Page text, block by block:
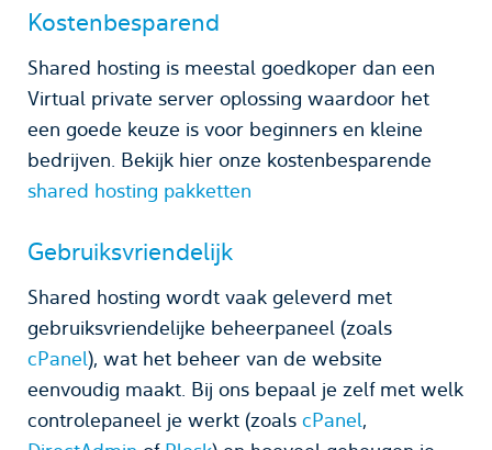
Kostenbesparend
Shared hosting is meestal goedkoper dan een
Virtual private server oplossing waardoor het
een goede keuze is voor beginners en kleine
bedrijven. Bekijk hier onze kostenbesparende
shared hosting pakketten
Gebruiksvriendelijk
Shared hosting wordt vaak geleverd met
gebruiksvriendelijke beheerpaneel (zoals
cPanel), wat het beheer van de website
eenvoudig maakt. Bij ons bepaal je zelf met welk
controlepaneel je werkt (zoals cPanel,